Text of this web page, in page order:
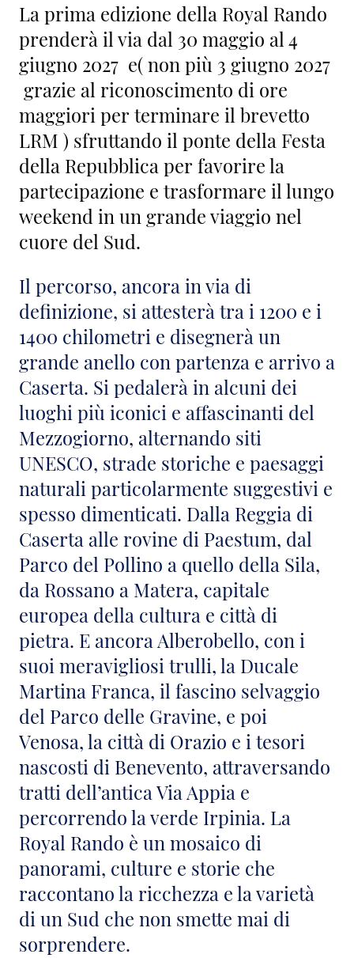
La prima edizione della Royal Rando
prenderà il via dal 30 maggio al 4
giugno 2027 e( non più 3 giugno 2027
grazie al riconoscimento di ore
maggiori per terminare il brevetto
LRM ) sfruttando il ponte della Festa
della Repubblica per favorire la
partecipazione e trasformare il lungo
weekend in un grande viaggio nel
cuore del Sud.
Il percorso, ancora in via di
definizione, si attesterà tra i 1200 e i
1400 chilometri e disegnerà un
grande anello con partenza e arrivo a
Caserta. Si pedalerà in alcuni dei
luoghi più iconici e affascinanti del
Mezzogiorno, alternando siti
UNESCO, strade storiche e paesaggi
naturali particolarmente suggestivi e
spesso dimenticati. Dalla Reggia di
Caserta alle rovine di Paestum, dal
Parco del Pollino a quello della Sila,
da Rossano a Matera, capitale
europea della cultura e città di
pietra. E ancora Alberobello, con i
suoi meravigliosi trulli, la Ducale
Martina Franca, il fascino selvaggio
del Parco delle Gravine, e poi
Venosa, la città di Orazio e i tesori
nascosti di Benevento, attraversando
tratti dell’antica Via Appia e
percorrendo la verde Irpinia. La
Royal Rando è un mosaico di
panorami, culture e storie che
raccontano la ricchezza e la varietà
di un Sud che non smette mai di
sorprendere.